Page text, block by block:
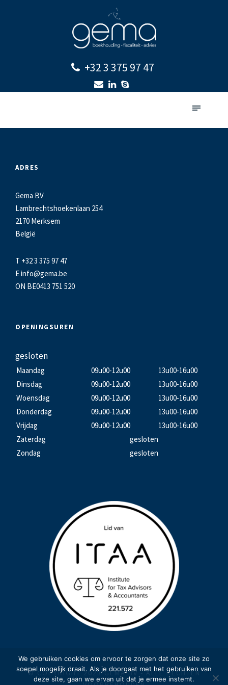
+32 3 375 97 47
ADRES
Gema BV
Lambrechtshoekenlaan 254
2170 Merksem
België
T +32 3 375 97 47
Einfo@gema.be
ON BE0413 751 520
OPENINGSUREN
gesloten
Maandag 09u00-12u00
13u00-16u00
Dinsdag
09u00-12u00
13u00-16u00
Woensdag
09u00-12u00
13u00-16u00
Donderdag
09u00-12u00
13u00-16u00
Vrijdag
09u00-12u00
13u00-16u00
Zaterdag
gesloten
Zondag
gesloten
© COPYRIGHT 2023 GEMA BV - ALLE RECHTEN
We gebruiken cookies om ervoor te zorgen dat onze site zo
soepel mogelijk draait. Als je doorgaat met het gebruiken van
deze site, gaan we ervan uit dat je ermee instemt.